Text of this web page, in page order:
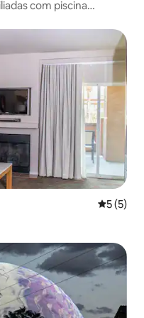
com piscina
5 de
5 (5)